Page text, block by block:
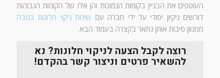
העוטפים את הבניין בקומות הנמוכות והן אלו של הקומות הגבוהות
דורשים ניקיון יסודי על ידי חברה עם שירות ניקוי חלונות בגובה
ממגוון סיבות אותן נתאר בקצרה בעמוד הבא.
רוצה לקבל הצעה לניקוי חלונות? נא
להשאיר פרטים וניצור קשר בהקדם!